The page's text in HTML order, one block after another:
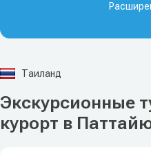
Таиланд
Экскурсионные
курорт в